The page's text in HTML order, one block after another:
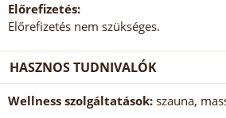
Előrefizetés:
Előrefizetés nem szükséges.
HASZNOS TUDNIVALÓK
Wellness szolgáltatások: szauna,